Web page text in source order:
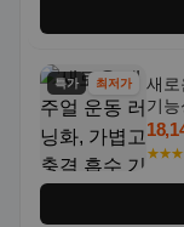
특가 최저가
새로
기능
이트